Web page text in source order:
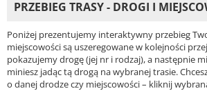
PRZEBIEG TRASY - DROGI I
Poniżej prezentujemy interaktywny przebieg
miejscowości są uszeregowane w kolejności
pokazujemy drogę (jej nr i rodzaj), a następnie
miniesz jadąc tą drogą na wybranej trasie.
o danej drodze czy miejscowości – kliknij